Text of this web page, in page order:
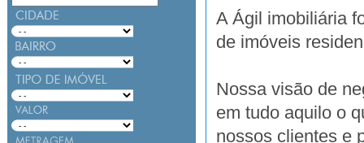
A Ágil imobiliária
de imóveis
Nossa visão de
em tudo aquilo o
nossos clientes e